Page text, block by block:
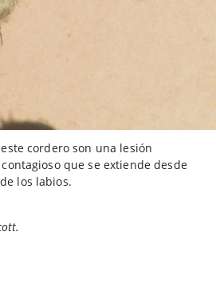
cordero son una lesión
que se extiende desde
los labios.